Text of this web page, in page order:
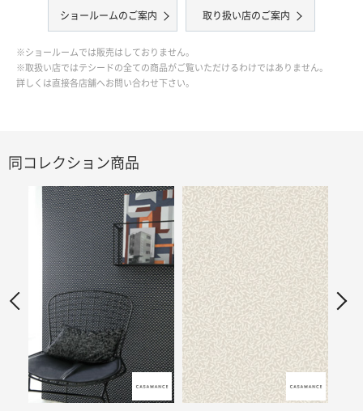
ショールームのご案内 取り扱い店のご案内
※ショールームでは販売はしておりません。
※取扱い店ではテシードの全ての商品がご覧いただけるわけではありません。
詳しくは直接各店舗へお問い合わせ下さい。
同コレクション商品